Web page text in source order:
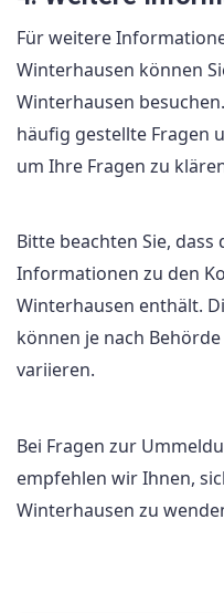
Für weitere
Winterhausen können
Winterhausen
häufig gestellte Fragen
um Ihre Fragen zu
Bitte beachten Sie,
Informationen zu den
Winterhausen enthält.
können je nach
variieren.
Bei Fragen zur
empfehlen wir Ihnen,
Winterhausen zu